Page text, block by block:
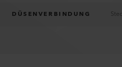
DÜSENVERBINDUNG